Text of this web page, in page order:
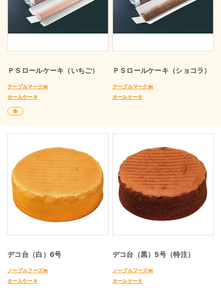
ＰＳロールケーキ（いちご）
テーブルマーク㈱
ホールケーキ
春
ＰＳロールケーキ（ショコラ）
テーブルマーク㈱
ホールケーキ
デコ台（白）6号
ノーブルフーズ㈱
ホールケーキ
デコ台（黒）5号（特注）
ノーブルフーズ㈱
ホールケーキ